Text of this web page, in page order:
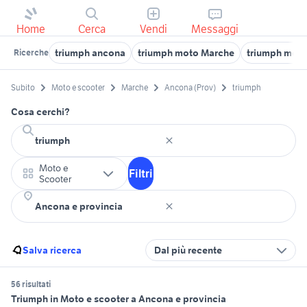
Home Cerca Vendi Messaggi
Ricerche triumph ancona triumph moto Marche triumph
Subito Moto e scooter Marche Ancona (Prov) triumph
Cosa cerchi?
Moto e
Scooter
Filtri
Salva ricerca Dal più recente
56 risultati
Triumph in Moto e scooter a Ancona e provincia